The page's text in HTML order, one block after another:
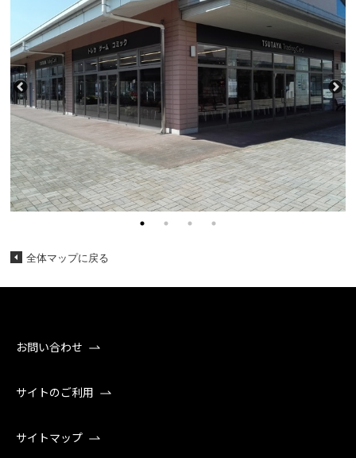
全体マップに戻る
お問い合わせ
サイトのご利用
サイトマップ